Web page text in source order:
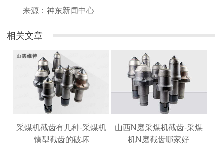
来源：神东新闻中心
相关文章
采煤机截齿有几种-采煤机
镐型截齿的破坏
山西N磨采煤机截齿-采煤
机N磨截齿哪家好